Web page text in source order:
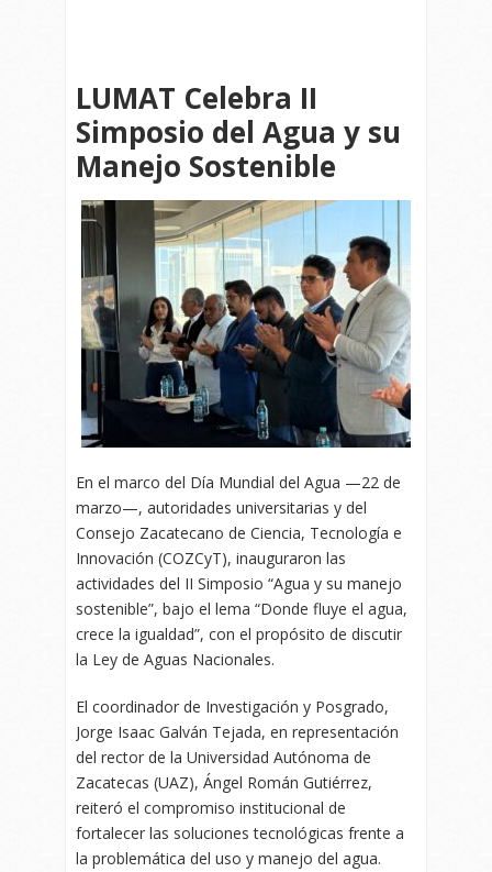
LUMAT Celebra II
Simposio del Agua y su
Manejo Sostenible
En el marco del Día Mundial del Agua —22 de
marzo—, autoridades universitarias y del
Consejo Zacatecano de Ciencia, Tecnología e
Innovación (COZCyT), inauguraron las
actividades del II Simposio “Agua y su manejo
sostenible”, bajo el lema “Donde fluye el agua,
crece la igualdad”, con el propósito de discutir
la Ley de Aguas Nacionales.
El coordinador de Investigación y Posgrado,
Jorge Isaac Galván Tejada, en representación
del rector de la Universidad Autónoma de
Zacatecas (UAZ), Ángel Román Gutiérrez,
reiteró el compromiso institucional de
fortalecer las soluciones tecnológicas frente a
la problemática del uso y manejo del agua.